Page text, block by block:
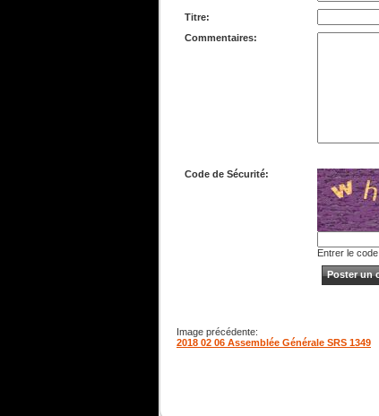
Titre:
Commentaires:
Code de Sécurité:
Entrer le code
Image précédente:
2018 02 06 Assemblée Générale SRS 1349